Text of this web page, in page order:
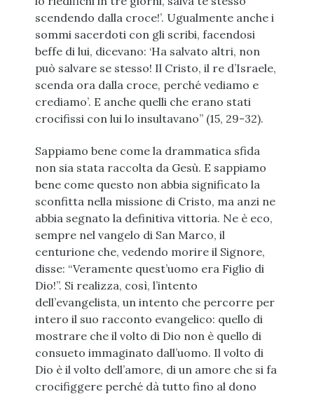
scendendo dalla croce!’. Ugualmente anche i
sommi sacerdoti con gli scribi, facendosi
beffe di lui, dicevano: ‘Ha salvato altri, non
può salvare se stesso! Il Cristo, il re d’Israele,
scenda ora dalla croce, perché vediamo e
crediamo’. E anche quelli che erano stati
crocifissi con lui lo insultavano” (15, 29-32).
Sappiamo bene come la drammatica sfida
non sia stata raccolta da Gesù. E sappiamo
bene come questo non abbia significato la
sconfitta nella missione di Cristo, ma anzi ne
abbia segnato la definitiva vittoria. Ne è eco,
sempre nel vangelo di San Marco, il
centurione che, vedendo morire il Signore,
disse: “Veramente quest’uomo era Figlio di
Dio!”. Si realizza, così, l’intento
dell’evangelista, un intento che percorre per
intero il suo racconto evangelico: quello di
mostrare che il volto di Dio non è quello di
consueto immaginato dall’uomo. Il volto di
Dio è il volto dell’amore, di un amore che si fa
crocifiggere perché dà tutto fino al dono